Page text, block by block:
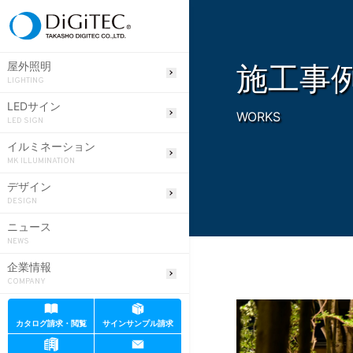
屋外照明
LIGHTING
LEDサイン
LED SIGN
イルミネーション
MK ILLUMINATION
デザイン
DESIGN
ニュース
NEWS
企業情報
COMPANY
カタログ請求・閲覧 サインサンプル請求
施工事
WORKS